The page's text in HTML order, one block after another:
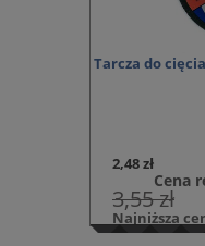
Tarcza do
2,48 zł
Cena
3,55 zł
Najniższa